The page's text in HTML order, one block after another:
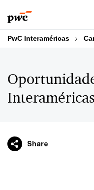
to
content
to
footer
PwC Interaméricas
Interaméricas
Share